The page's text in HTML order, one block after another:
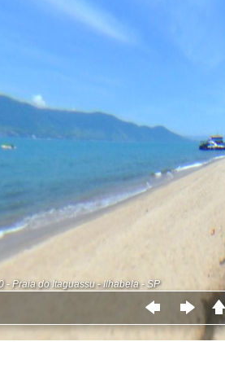
- Praia do Itaguassu - Ilhabela - SP